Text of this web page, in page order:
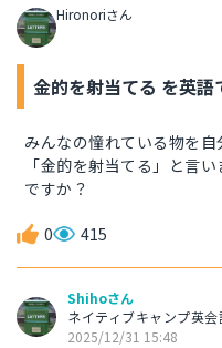
Hironoriさん
金的を射当てる を英語
みんなの憧れている物を
「金的を射当てる」と言
ですか？
0 415
Shihoさん
ネイティブキャンプ英
2025/12/31 15:48